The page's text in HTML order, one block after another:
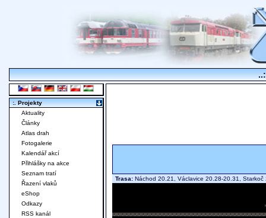
Trasa: Náchod 20.21, Václavice 20.28-20.31,
:. Projekty
Aktuality
Články
Atlas drah
Fotogalerie
Kalendář akcí
Přihlášky na akce
Seznam tratí
Řazení vlaků
eShop
Odkazy
RSS kanál